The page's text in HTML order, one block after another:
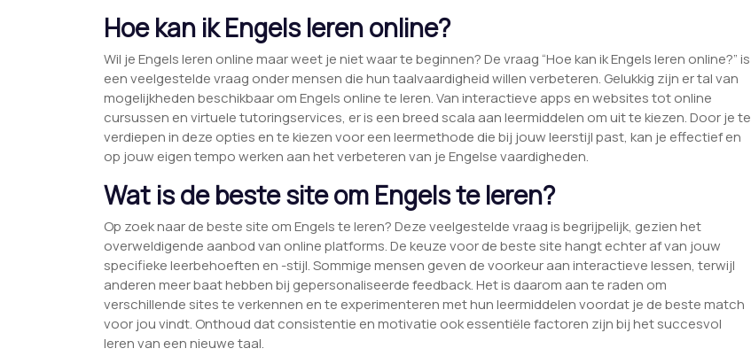
Hoe kan ik Engels leren online?
Wil je Engels leren online maar weet je niet waar te beginnen? De vraag “Hoe kan ik Engels leren online?” is
een veelgestelde vraag onder mensen die hun taalvaardigheid willen verbeteren. Gelukkig zijn er tal van
mogelijkheden beschikbaar om Engels online te leren. Van interactieve apps en websites tot online
cursussen en virtuele tutoringservices, er is een breed scala aan leermiddelen om uit te kiezen. Door je te
verdiepen in deze opties en te kiezen voor een leermethode die bij jouw leerstijl past, kan je effectief en
op jouw eigen tempo werken aan het verbeteren van je Engelse vaardigheden.
Wat is de beste site om Engels te leren?
Op zoek naar de beste site om Engels te leren? Deze veelgestelde vraag is begrijpelijk, gezien het
overweldigende aanbod van online platforms. De keuze voor de beste site hangt echter af van jouw
specifieke leerbehoeften en -stijl. Sommige mensen geven de voorkeur aan interactieve lessen, terwijl
anderen meer baat hebben bij gepersonaliseerde feedback. Het is daarom aan te raden om
verschillende sites te verkennen en te experimenteren met hun leermiddelen voordat je de beste match
voor jou vindt. Onthoud dat consistentie en motivatie ook essentiële factoren zijn bij het succesvol
leren van een nieuwe taal.